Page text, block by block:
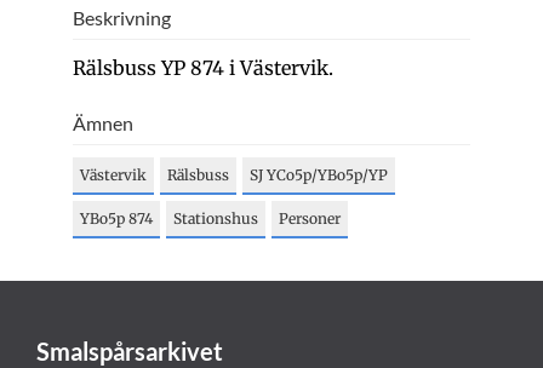
Beskrivning
Rälsbuss YP 874 i Västervik.
Ämnen
Västervik Rälsbuss SJ YCo5p/YBo5p/YP
YBo5p 874 Stationshus Personer
Smalspårsarkivet